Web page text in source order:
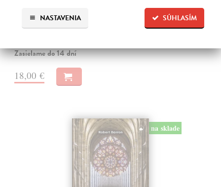
SÚHLASÍM
NASTAVENIA
Ide o titul, ktorým naše vydavateľstvo pokračuje v mapovaní
františkánskeho príspevku k našej kultúre. Františkán Dominik
Mokoš patril medzi najplodnejších a najpozoruhodnejších slovenských
Zasielame do 14 dní
18,00 €
na sklade